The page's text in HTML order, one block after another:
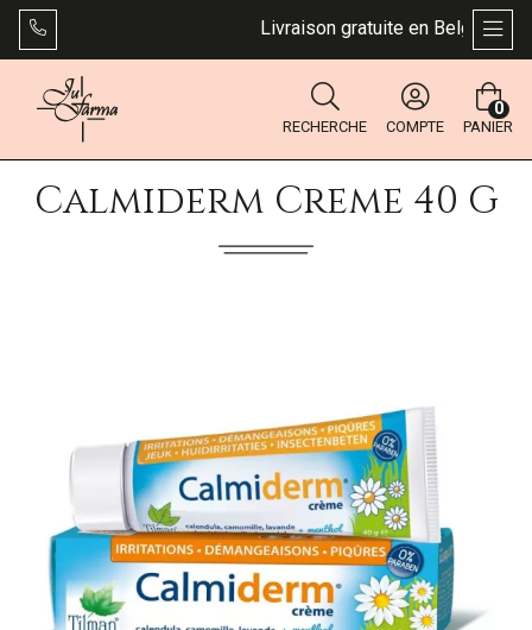
Livraison gratuite en Belgique
RECHERCHE COMPTE PANIER
0
Calmiderm Creme 40 G